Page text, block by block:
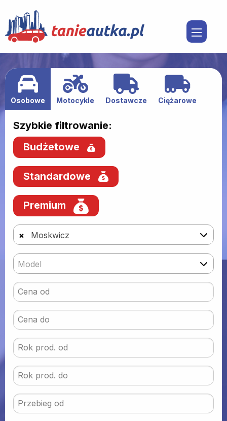
Osobowe Motocykle Dostawcze Ciężarowe
Szybkie filtrowanie:
Budżetowe
Standardowe
Premium
× Moskwicz
Model